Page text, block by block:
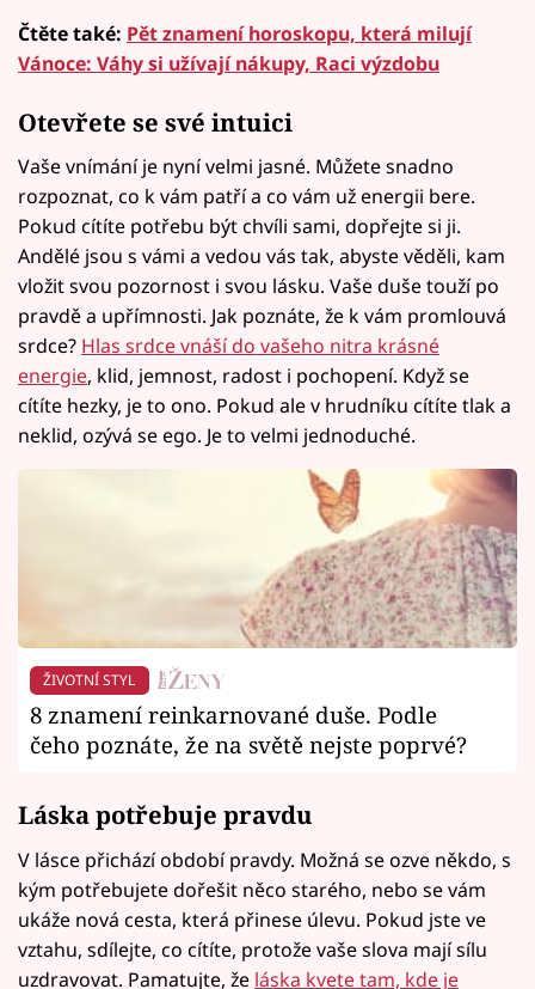
Čtěte také: Pět znamení horoskopu, která milují
Vánoce: Váhy si užívají nákupy, Raci výzdobu
Otevřete se své intuici
Vaše vnímání je nyní velmi jasné. Můžete snadno
rozpoznat, co k vám patří a co vám už energii bere.
Pokud cítíte potřebu být chvíli sami, dopřejte si ji.
Andělé jsou s vámi a vedou vás tak, abyste věděli, kam
vložit svou pozornost i svou lásku. Vaše duše touží po
pravdě a upřímnosti. Jak poznáte, že k vám promlouvá
srdce? Hlas srdce vnáší do vašeho nitra krásné
energie, klid, jemnost, radost i pochopení. Když se
cítíte hezky, je to ono. Pokud ale v hrudníku cítíte tlak a
neklid, ozývá se ego. Je to velmi jednoduché.
ŽIVOTNÍ STYL
8 znamení reinkarnované duše. Podle
čeho poznáte, že na světě nejste poprvé?
Láska potřebuje pravdu
V lásce přichází období pravdy. Možná se ozve někdo, s
kým potřebujete dořešit něco starého, nebo se vám
ukáže nová cesta, která přinese úlevu. Pokud jste ve
vztahu, sdílejte, co cítíte, protože vaše slova mají sílu
uzdravovat. Pamatujte, že láska kvete tam, kde je